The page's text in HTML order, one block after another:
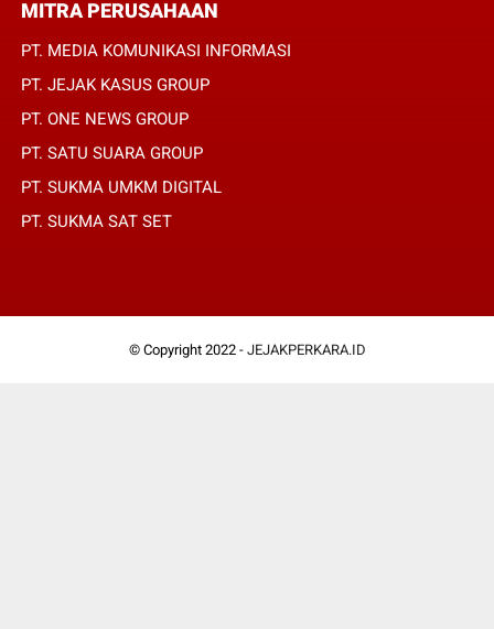
MITRA PERUSAHAAN
PT. MEDIA KOMUNIKASI INFORMASI
PT. JEJAK KASUS GROUP
PT. ONE NEWS GROUP
PT. SATU SUARA GROUP
PT. SUKMA UMKM DIGITAL
PT. SUKMA SAT SET
© Copyright 2022 - JEJAKPERKARA.ID